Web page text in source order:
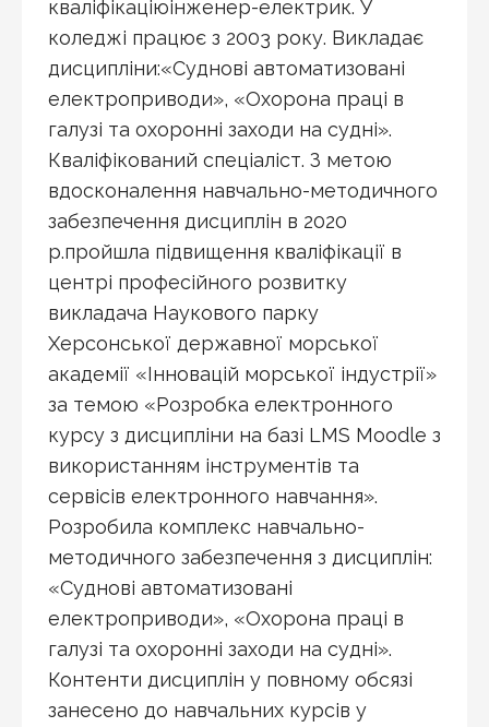
кваліфікаціюінженер-електрик. У
коледжі працює з 2003 року. Викладає
дисципліни:«Суднові автоматизовані
електроприводи», «Охорона праці в
галузі та охоронні заходи на судні».
Кваліфікований спеціаліст. З метою
вдосконалення навчально-методичного
забезпечення дисциплін в 2020
р.пройшла підвищення кваліфікації в
центрі професійного розвитку
викладача Наукового парку
Херсонської державної морської
академії «Інновацій морської індустрії»
за темою «Розробка електронного
курсу з дисципліни на базі LMS Moodle з
використанням інструментів та
сервісів електронного навчання».
Розробила комплекс навчально-
методичного забезпечення з дисциплін:
«Суднові автоматизовані
електроприводи», «Охорона праці в
галузі та охоронні заходи на судні».
Контенти дисциплін у повному обсязі
занесено до навчальних курсів у